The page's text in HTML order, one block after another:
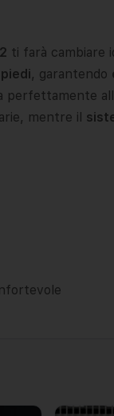
ti farà cambiare
, garantendo
perfettamente
mentre il